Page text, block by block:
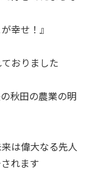
幸せ！』
おりました
秋田の農業の明
は偉大なる先人
れます